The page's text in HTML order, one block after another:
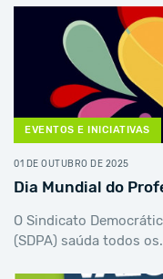
EVENTOS E INICIATIVAS
01 DE OUTUBRO DE 2025
Dia Mundial do
O Sindicato
(SDPA) saúda todos